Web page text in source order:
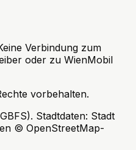
Verbindung zum
oder zu WienMobil
vorbehalten.
Stadtdaten: Stadt
© OpenStreetMap-